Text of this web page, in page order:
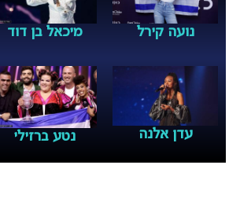
נועה קירל מיכאל בן דוד
עדן אלנה נטע ברזילי